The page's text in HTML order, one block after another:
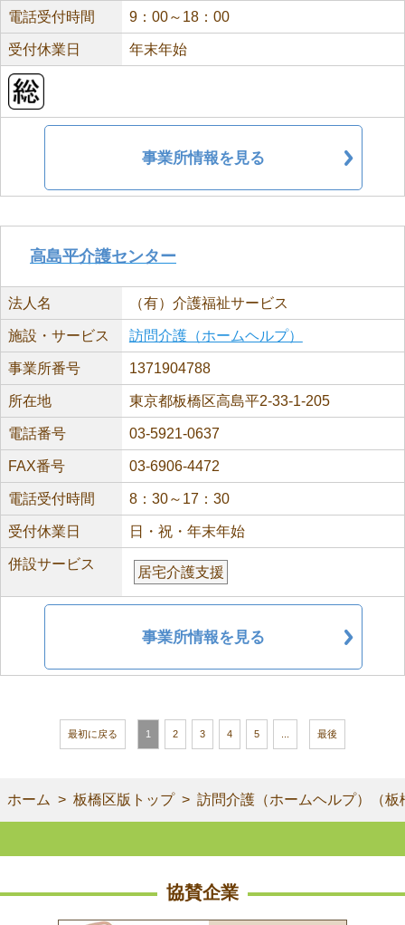
電話受付時間 9：00～18：00
受付休業日 年末年始
事業所情報を見る
高島平介護センター
法人名 （有）介護福祉サービス
施設・サービス 訪問介護（ホームヘルプ）
事業所番号 1371904788
所在地 東京都板橋区高島平2-33-1-205
電話番号 03-5921-0637
FAX番号 03-6906-4472
電話受付時間 8：30～17：30
受付休業日 日・祝・年末年始
併設サービス
居宅介護支援
事業所情報を見る
最初に戻る 1 2 3 4 5 最後
ホーム 板橋区版トップ 訪問介護（ホームヘルプ）（板
協賛企業